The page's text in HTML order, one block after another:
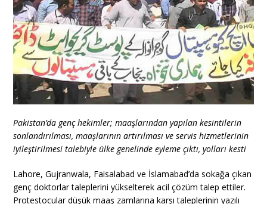
Pakistan’da genç hekimler; maaşlarından yapılan kesintilerin
sonlandırılması, maaşlarının artırılması ve servis hizmetlerinin
iyileştirilmesi talebiyle ülke genelinde eyleme çıktı, yolları kesti
Lahore, Gujranwala, Faisalabad ve İslamabad’da sokağa çıkan
genç doktorlar taleplerini yükselterek acil çözüm talep ettiler.
Protestocular düşük maaş zamlarına karşı taleplerinin yazılı